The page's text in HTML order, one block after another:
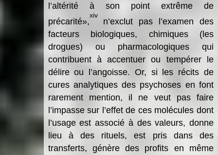
l’altérité à son point extrême de
précarité»,
xiv
n’exclut pas l’examen des
facteurs biologiques, chimiques (les
drogues) ou pharmacologiques qui
contribuent à accentuer ou tempérer le
délire ou l’angoisse. Or, si les récits de
cures analytiques des psychoses en font
rarement mention, il ne veut pas faire
l’impasse sur l’effet de ces molécules dont
l’usage est associé à des valeurs, donne
lieu à des rituels, est pris dans des
transferts, génère des profits en même